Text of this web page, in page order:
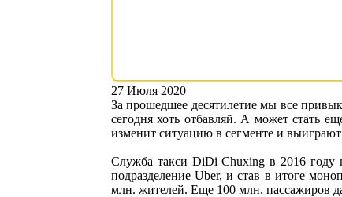
27 Июля 2020
За прошедшее десятилетие мы все
сегодня хоть отбавляй. А может стать
изменит ситуацию в сегменте и выиграют
Служба такси DiDi Chuxing в 2016 году
подразделение Uber, и став в итоге
млн. жителей. Еще 100 млн. пассажиров